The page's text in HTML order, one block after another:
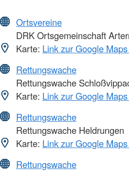
Ortsvereine
DRK Ortsgemeinschaft
Karte: Link zur Google
Rettungswache
Rettungswache
Karte: Link zur Google
Rettungswache
Rettungswache Heldrungen
Karte: Link zur Google
Rettungswache